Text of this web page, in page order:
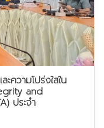
ความโปร่งใสใน
and
ประจำ